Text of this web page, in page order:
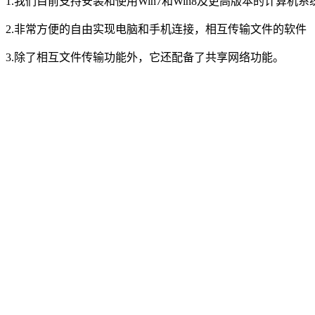
2.非常方便的自由实现电脑和手机连接，相互传输文件的软件
3.除了相互文件传输功能外，它还配备了共享网络功能。